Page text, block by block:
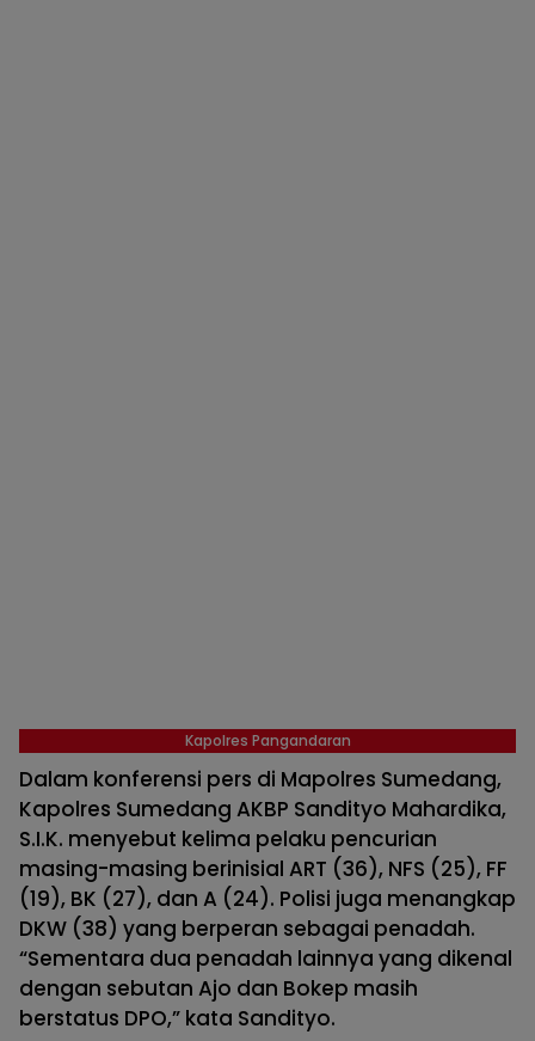
Kapolres Pangandaran
Dalam konferensi pers di Mapolres Sumedang,
Kapolres Sumedang AKBP Sandityo Mahardika,
S.I.K. menyebut kelima pelaku pencurian
masing-masing berinisial ART (36), NFS (25), FF
(19), BK (27), dan A (24). Polisi juga menangkap
DKW (38) yang berperan sebagai penadah.
“Sementara dua penadah lainnya yang dikenal
dengan sebutan Ajo dan Bokep masih
berstatus DPO,” kata Sandityo.